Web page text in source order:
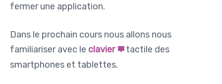
fermer une application.
Dans le prochain cours nous allons nous
familiariser avec le clavier
tactile des
smartphones et tablettes.